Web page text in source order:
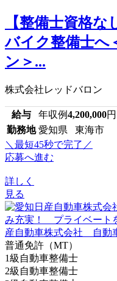
【整備士資格
バイク整備士へ
ン＞...
株式会社レッドバロン
給与 年収例4,200,000円
勤務地 愛知県 東海市
＼最短45秒で完了／
応募へ進む
詳しく
見る
普通免許（MT）
1級自動車整備士
2級自動車整備士